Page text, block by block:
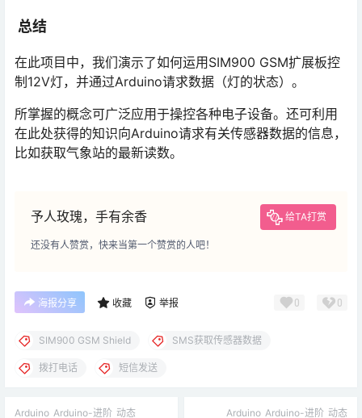
总结
在此项目中，我们演示了如何运用SIM900 GSM扩展板控
制12V灯，并通过Arduino请求数据（灯的状态）。
所掌握的概念可广泛应用于操控各种电子设备。还可利用
在此处获得的知识向Arduino请求有关传感器数据的信息，
比如获取气象站的最新读数。
予人玫瑰，手有余香 给TA打赏
还没有人赞赏，快来当第一个赞赏的人吧！
海报分享 收藏 举报 0 0
SIM900 GSM Shield SMS获取传感器数据
拨打电话 短信发送
Arduino Arduino-进阶 动态 Arduino Arduino-进阶 动态